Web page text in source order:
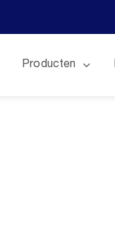
Producten